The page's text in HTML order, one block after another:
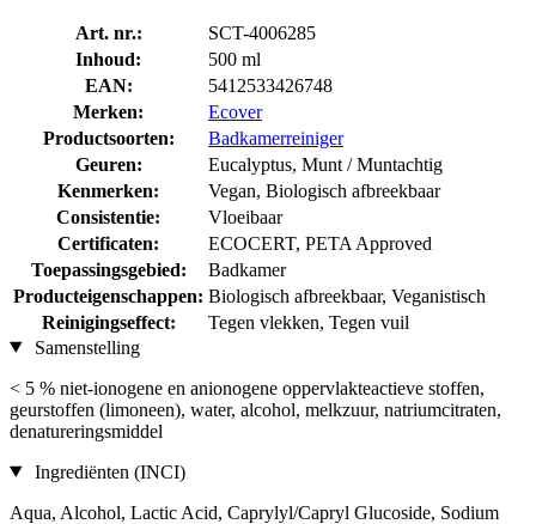
Art. nr.:
SCT-4006285
Inhoud:
500 ml
EAN:
5412533426748
Merken:
Ecover
Productsoorten:
Badkamerreiniger
Geuren:
Eucalyptus, Munt / Muntachtig
Kenmerken:
Vegan, Biologisch afbreekbaar
Consistentie:
Vloeibaar
Certificaten:
ECOCERT, PETA Approved
Toepassingsgebied:
Badkamer
Producteigenschappen: Biologisch afbreekbaar, Veganistisch
Reinigingseffect:
Tegen vlekken, Tegen vuil
Samenstelling
< 5 % niet-ionogene en anionogene oppervlakteactieve stoffen,
geurstoffen (limoneen), water, alcohol, melkzuur, natriumcitraten,
denatureringsmiddel
Ingrediënten (INCI)
Aqua, Alcohol, Lactic Acid, Caprylyl/Capryl Glucoside, Sodium